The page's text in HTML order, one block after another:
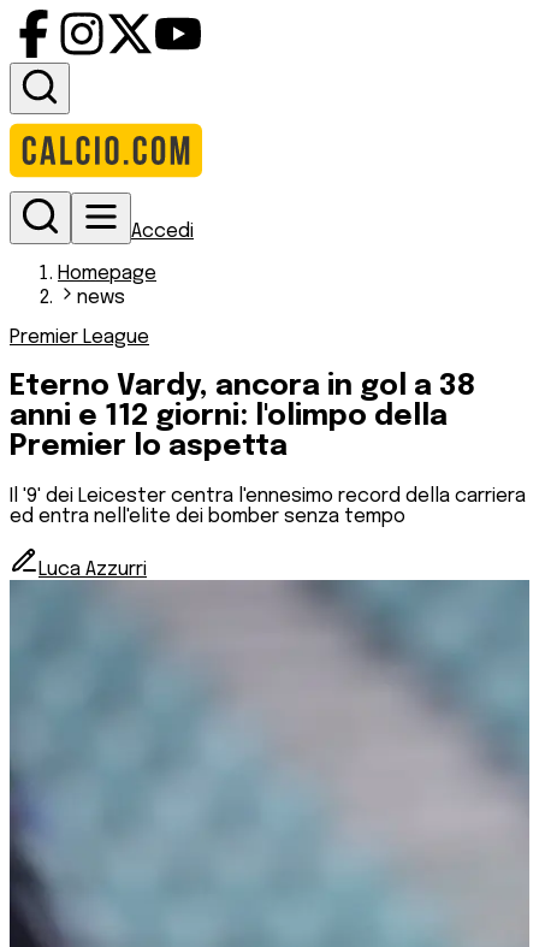
Accedi
Homepage
news
Premier League
Eterno Vardy, ancora in gol a 38
anni e 112 giorni: l'olimpo della
Premier lo aspetta
Il '9' dei Leicester centra l'ennesimo record della carriera
ed entra nell'elite dei bomber senza tempo
Luca Azzurri